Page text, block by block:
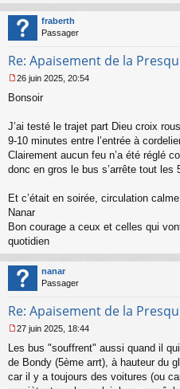
fraberth
Passager
Re: Apaisement de la
e
s
a
g
e
n
n
u
26 juin 2025, 20:54
Bonsoir
J’ai testé le trajet part Dieu croix
9-10 minutes entre l’entrée à
Clairement aucun feu n’a été réglé
donc en gros le bus s’arrête tout les
Et c’était en soirée, circulation
Nanar
Bon courage a ceux et celles qui
quotidien
nanar
Passager
Re: Apaisement de la
e
s
s
27 juin 2025, 18:44
Les bus "souffrent" aussi quand il
de Bondy (5ème arrt), à hauteur du
car il y a toujours des voitures (ou